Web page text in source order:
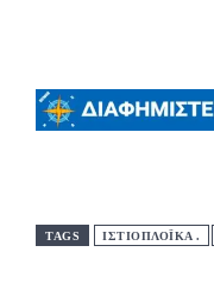
TAGS ΙΣΤΙΟΠΛΟΪΚΑ .